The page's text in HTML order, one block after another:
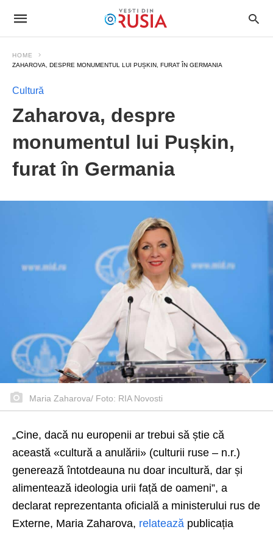
HOME
ZAHAROVA, DESPRE MONUMENTUL LUI PUȘKIN, FURAT ÎN GERMANIA
Cultură
Zaharova, despre
monumentul lui Pușkin,
furat în Germania
Maria Zaharova/ Foto: RIA Novosti
„Cine, dacă nu europenii ar trebui să știe că
această «cultură a anulării» (culturii ruse – n.r.)
generează întotdeauna nu doar incultură, dar și
alimentează ideologia urii față de oameni”, a
declarat reprezentanta oficială a ministerului rus de
Externe, Maria Zaharova, relatează publicația